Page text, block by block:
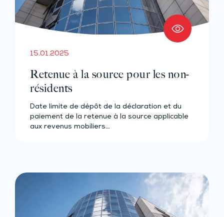
15.01.2025
Retenue à la source pour les non-
résidents
Date limite de dépôt de la déclaration et du
paiement de la retenue à la source applicable
aux revenus mobiliers…